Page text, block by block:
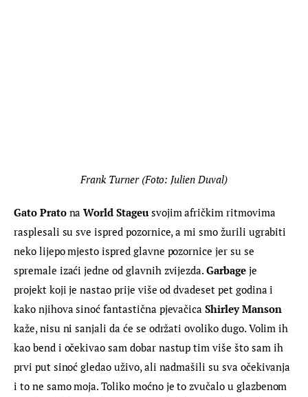
Frank Turner (Foto: Julien Duval)
Gato Prato na World Stageu svojim afričkim ritmovima
rasplesali su sve ispred pozornice, a mi smo žurili ugrabiti
neko lijepo mjesto ispred glavne pozornice jer su se
spremale izaći jedne od glavnih zvijezda. Garbage je
projekt koji je nastao prije više od dvadeset pet godina i
kako njihova sinoć fantastična pjevačica Shirley Manson
kaže, nisu ni sanjali da će se održati ovoliko dugo. Volim ih
kao bend i očekivao sam dobar nastup tim više što sam ih
prvi put sinoć gledao uživo, ali nadmašili su sva očekivanja
i to ne samo moja. Toliko moćno je to zvučalo u glazbenom